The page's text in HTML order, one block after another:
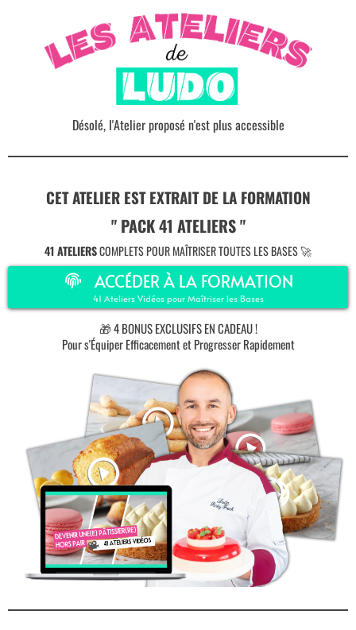
Désolé, l'Atelier proposé n'est plus accessible
CET ATELIER EST EXTRAIT DE LA FORMATION
" PACK 41 ATELIERS "
41 ATELIERSCOMPLETS POUR MAÎTRISER TOUTES LES BASES 🚀
ACCÉDER À LA FORMATION
41 Ateliers Vidéos pour Maîtriser les Bases
🎁 4 BONUS EXCLUSIFS EN CADEAU !
Pour s'Équiper Efficacement et Progresser Rapidement